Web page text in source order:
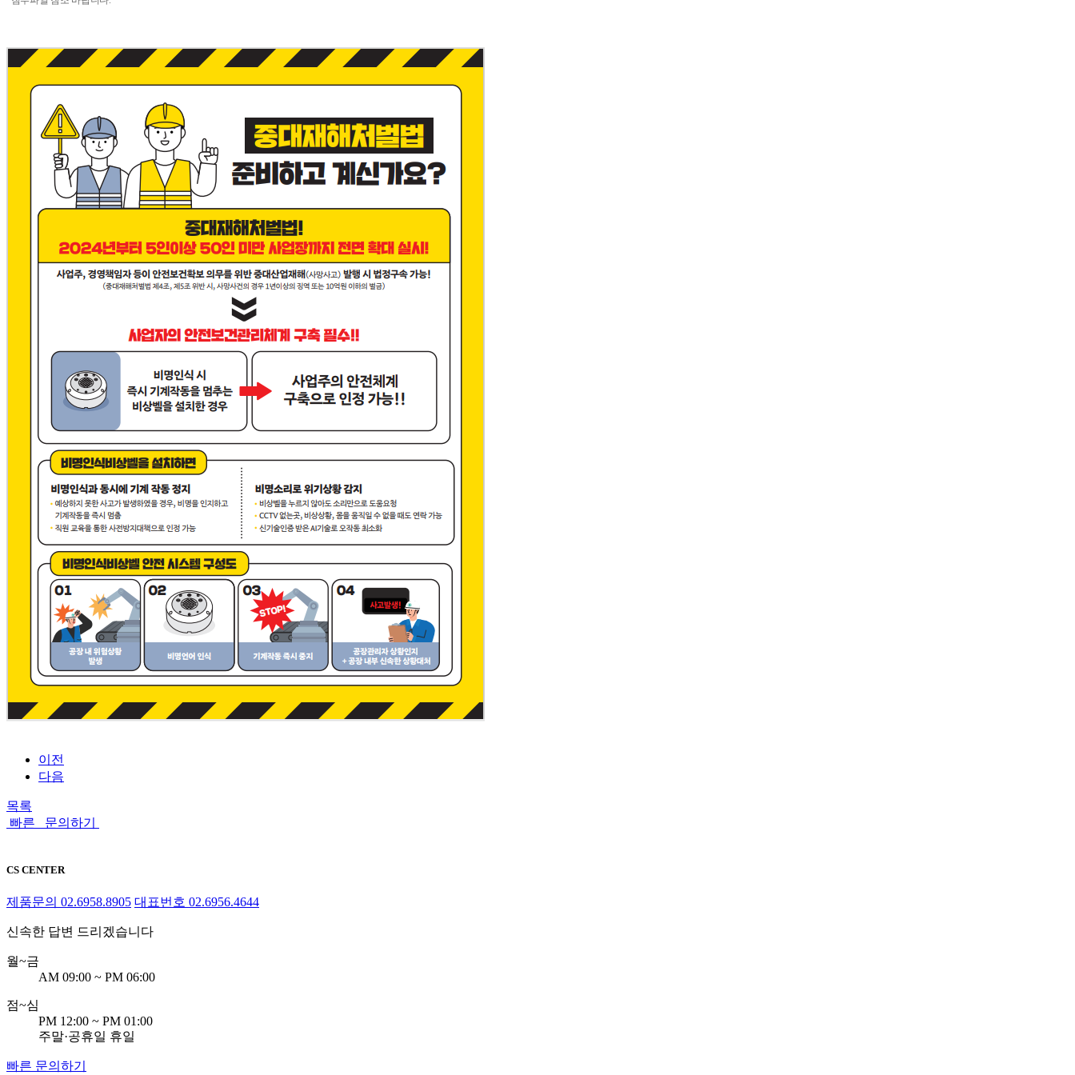
이전
다음
목록
빠른 문의하기
CS CENTER
제품문의 02.6958.8905 대표번호 02.6956.4644
신속한 답변 드리겠습니다
월~금
AM 09:00 ~ PM 06:00
점~심
PM 12:00 ~ PM 01:00
주말·공휴일 휴일
빠른 문의하기